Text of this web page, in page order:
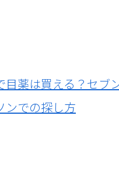
目薬は買える？セブ
ンでの探し方